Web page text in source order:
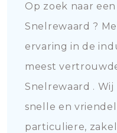
Op zoek naar
Snelrewaard ?
ervaring in de
meest
Snelrewaard .
snelle en
particuliere,